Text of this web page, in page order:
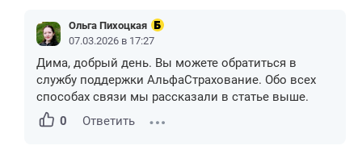
Ольга Пихоцкая
07.03.2026 в 17:27
Дима, добрый день. Вы можете обратиться в
службу поддержки АльфаСтрахование. Обо всех
способах связи мы рассказали в статье выше.
0
Ответить